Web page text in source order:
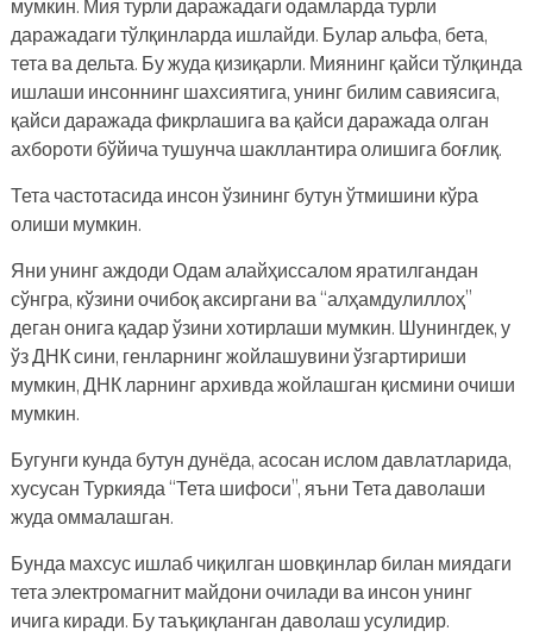
мумкин. Мия турли даражадаги одамларда турли
даражадаги тўлқинларда ишлайди. Булар альфа, бета,
тета ва дельта. Бу жуда қизиқарли. Миянинг қайси тўлқинда
ишлаши инсоннинг шахсиятига, унинг билим савиясига,
қайси даражада фикрлашига ва қайси даражада олган
ахбороти бўйича тушунча шакллантира олишига боғлиқ.
Тета частотасида инсон ўзининг бутун ўтмишини кўра
олиши мумкин.
Яни унинг аждоди Одам алайҳиссалом яратилгандан
сўнгра, кўзини очибоқ аксиргани ва “алҳамдулиллоҳ”
деган онига қадар ўзини хотирлаши мумкин. Шунингдек, у
ўз ДНК сини, генларнинг жойлашувини ўзгартириши
мумкин, ДНК ларнинг архивда жойлашган қисмини очиши
мумкин.
Бугунги кунда бутун дунёда, асосан ислом давлатларида,
хусусан Туркияда “Тета шифоси”, яъни Тета даволаши
жуда оммалашган.
Бунда махсус ишлаб чиқилган шовқинлар билан миядаги
тета электромагнит майдони очилади ва инсон унинг
ичига киради. Бу таъқиқланган даволаш усулидир.